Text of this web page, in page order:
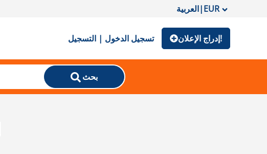
العربية|EUR
تسجيل الدخول | التسجيل إدراج الإعلان!
بحث